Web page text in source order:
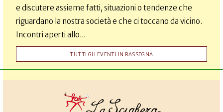
e discutere assieme fatti, situazioni o tendenze che
riguardano la nostra società e che ci toccano da vicino.
Incontri aperti allo...
TUTTI GLI EVENTI IN RASSEGNA